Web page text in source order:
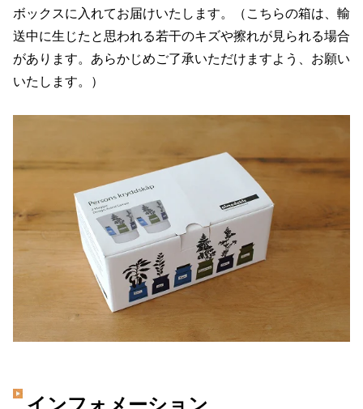
ボックスに入れてお届けいたします。（こちらの箱は、輸
送中に生じたと思われる若干のキズや擦れが見られる場合
があります。あらかじめご了承いただけますよう、お願い
いたします。）